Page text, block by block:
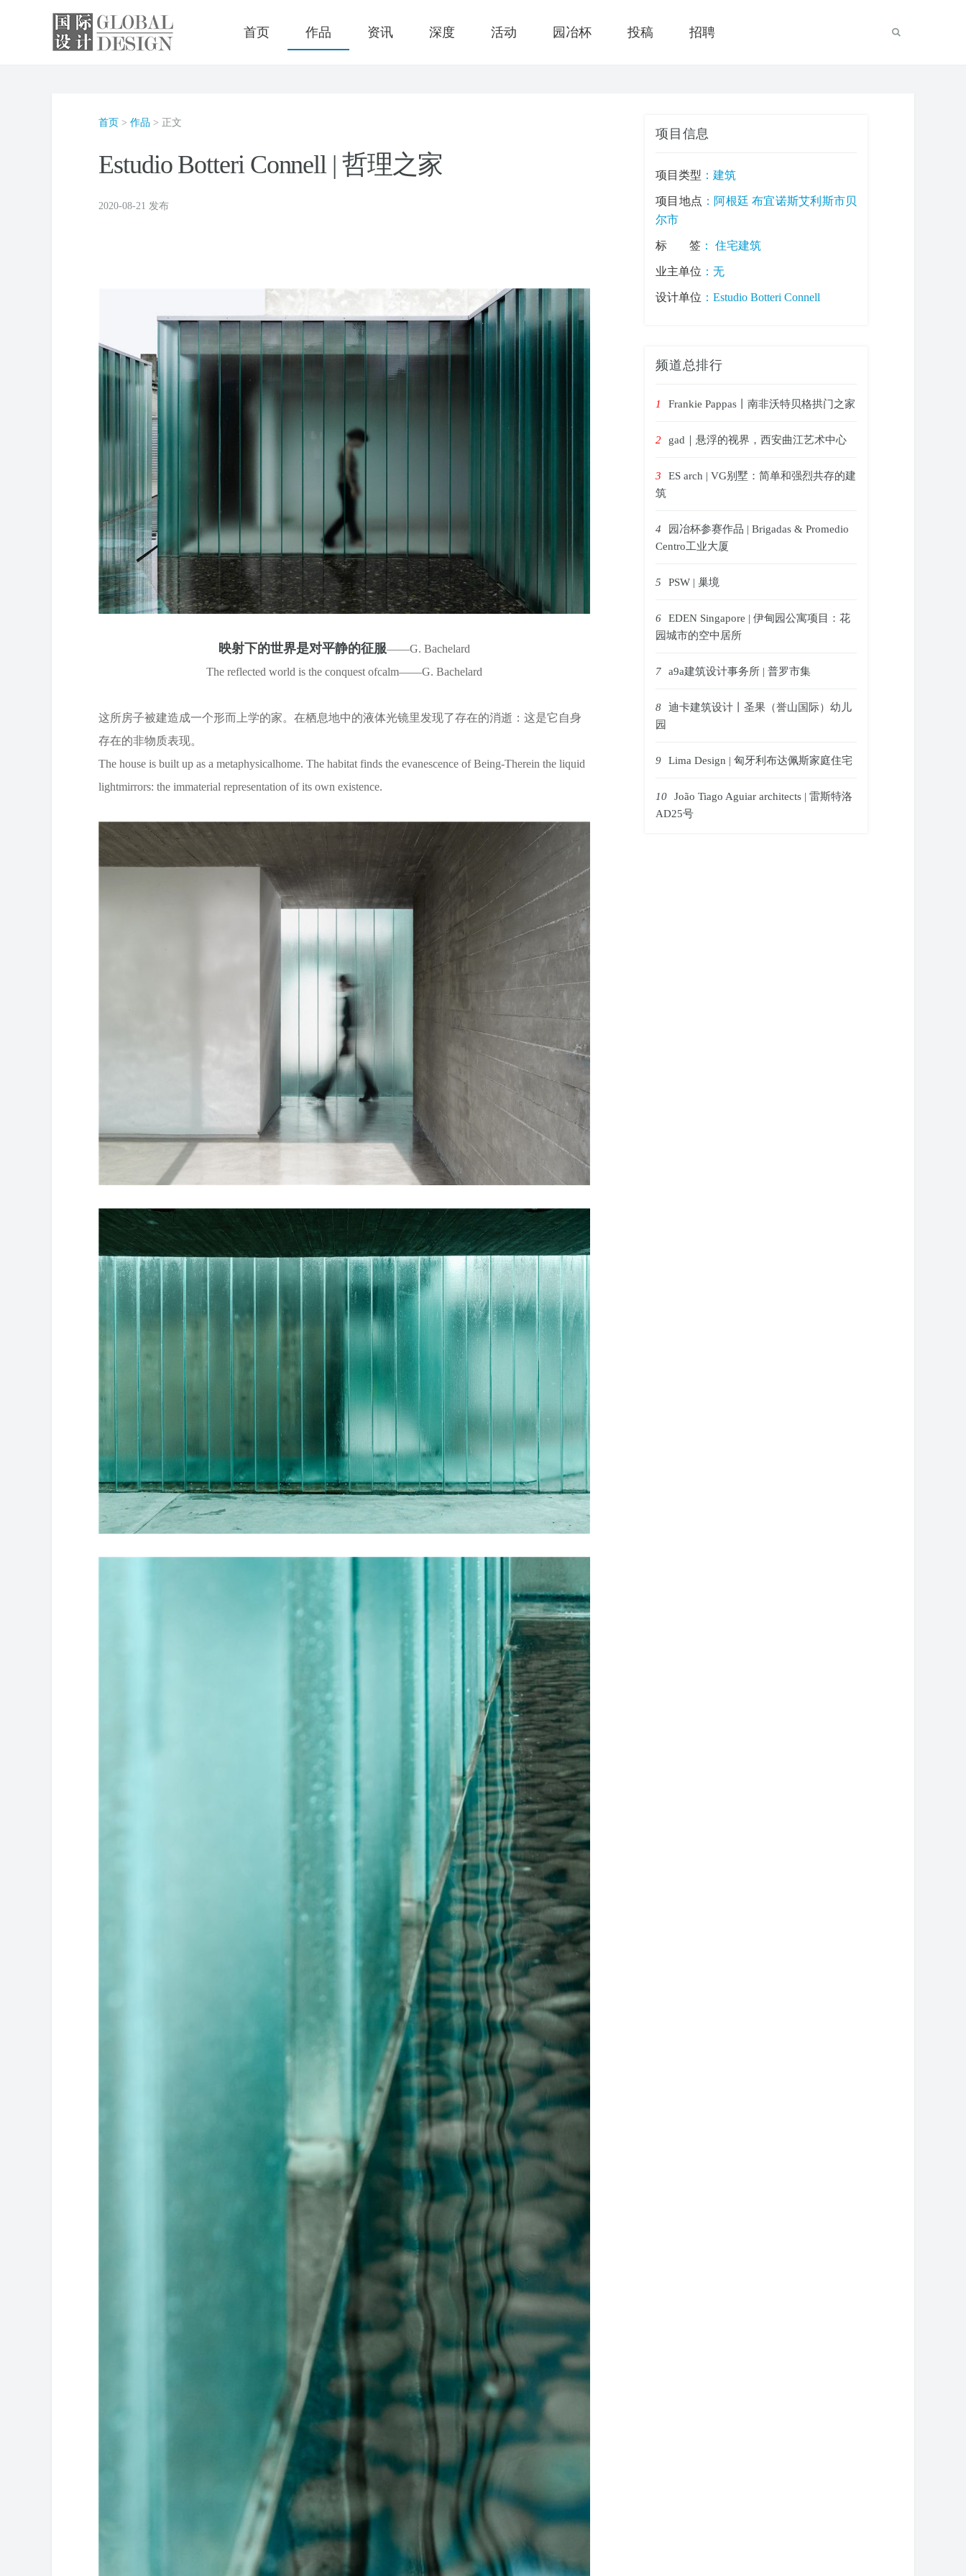
首页 作品 资讯 深度 活动 园冶杯 投稿 招聘
首页 > 作品 > 正文
Estudio Botteri Connell | 哲理之家
2020-08-21 发布
映射下的世界是对平静的征服——G. Bachelard
The reflected world is the conquest ofcalm——G. Bachelard
这所房子被建造成一个形而上学的家。在栖息地中的液体光镜里发现了存在的消逝：这是它自身
存在的非物质表现。
The house is built up as a metaphysicalhome. The habitat finds the evanescence of Being-Therein the liquid
lightmirrors: the immaterial representation of its own existence.
项目信息
项目类型 ：建筑
项目地点 ：阿根廷 布宜诺斯艾利斯市贝
尔市
标签 ： 住宅建筑
业主单位 ：无
设计单位 ：Estudio Botteri Connell
频道总排行
1 Frankie Pappas丨南非沃特贝格拱门之家
2 gad｜悬浮的视界，西安曲江艺术中心
3
ES arch | VG别墅：简单和强烈共存的建
筑
4
园冶杯参赛作品 | Brigadas & Promedio
Centro工业大厦
5 PSW | 巢境
6
EDEN Singapore | 伊甸园公寓项目：花
园城市的空中居所
7 a9a建筑设计事务所 | 普罗市集
8
迪卡建筑设计丨圣果（誉山国际）幼儿
园
9 Lima Design | 匈牙利布达佩斯家庭住宅
10
João Tiago Aguiar architects | 雷斯特洛
AD25号